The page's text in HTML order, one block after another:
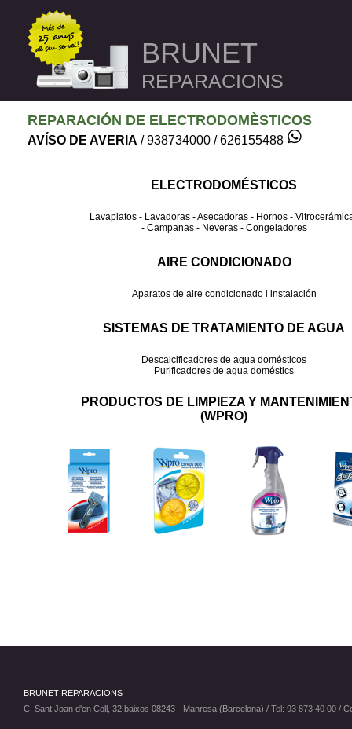
BRUNET
REPARACIONS
REPARACIÓN DE ELECTRODOMÈSTICOS
AVÍSO DE AVERIA / 938734000 / 626155488
ELECTRODOMÉSTICOS
Lavaplatos - Lavadoras - Asecadoras - Hornos -
- Campanas - Neveras - Congeladores
AIRE CONDICIONADO
Aparatos de aire condicionado i instalación
SISTEMAS DE TRATAMIENTO DE AGUA
Descalcificadores de agua domésticos
Purificadores de agua doméstics
PRODUCTOS DE LIMPIEZA Y
(WPRO)
BRUNET REPARACIONS
C. Sant Joan d'en Coll, 32 baixos 08243 - Manresa (Barcelona) / Tel: 93 873 40 00 /